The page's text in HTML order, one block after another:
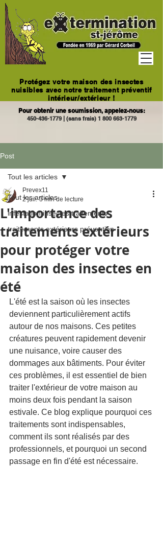
Protégez votre maison des insectes
nuisibles avec notre traitement préventif
intérieur/extérieur !
Pour obtenir une soumission, appelez-nous:
450-436-1779 (sans frais) 1 800 663-1779
Post
Tout les articles
infestation insectes traitements
traitements extérieurs prévention
Tout les articles
L'importance des
traitements extérieurs
pour protéger votre
maison des insectes en
été
Prevex11
2 juil. 3 min de lecture
L'été est la saison où les insectes
deviennent particulièrement actifs
autour de nos maisons. Ces petites
créatures peuvent rapidement devenir
une nuisance, voire causer des
dommages aux bâtiments. Pour éviter
ces problèmes, il est essentiel de bien
traiter l'extérieur de votre maison au
moins deux fois pendant la saison
estivale. Ce blog explique pourquoi ces
traitements sont indispensables,
comment ils sont réalisés par des
professionnels, et pourquoi un second
passage en fin d'été est nécessaire.